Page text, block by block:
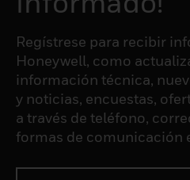
Regístrese para recibir
Honeywell, como
información técnica,
y noticias, encuestas,
a través de teléfono,
formas de comunicación